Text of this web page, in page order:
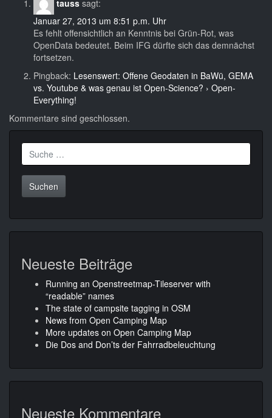
tauss sagt:
Januar 27, 2013 um 8:51 p.m. Uhr
Es fehlt offensichtlich an Kenntnis bei Grün-Rot, was
OpenData bedeutet. Beim IFG dürfte sich das demnächst
fortsetzen.
Pingback: Lesenswert: Offene Geodaten in BaWü, GEMA
vs. Youtube & was genau ist Open-Science? › Open-
Everything!
Kommentare sind geschlossen.
Suche
nach:
Neueste Beiträge
Running an Openstreetmap-Tileserver with
“readable” names
The state of campsite tagging in OSM
News from Open Camping Map
More updates on Open Camping Map
Die Dos and Don’ts der Fahrradbeleuchtung
Neueste Kommentare